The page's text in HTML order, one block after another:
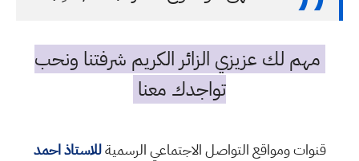
مهم لك عزيزي الزائر الكريم شرفتنا ونحب
تواجدك معنا
قنوات ومواقع التواصل الاجتماعي الرسميةللاستاذ احمد